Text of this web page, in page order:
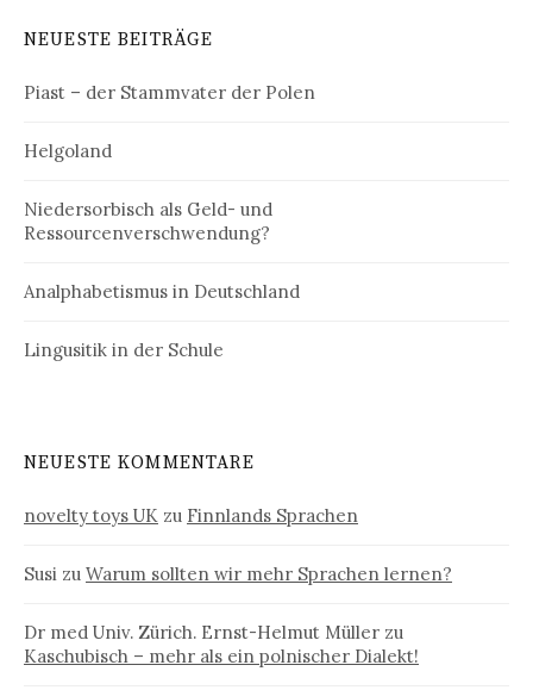
NEUESTE BEITRÄGE
Piast – der Stammvater der Polen
Helgoland
Niedersorbisch als Geld- und
Ressourcenverschwendung?
Analphabetismus in Deutschland
Lingusitik in der Schule
NEUESTE KOMMENTARE
novelty toys UK zu Finnlands Sprachen
Susi zu Warum sollten wir mehr Sprachen lernen?
Dr med Univ. Zürich. Ernst-Helmut Müller zu
Kaschubisch – mehr als ein polnischer Dialekt!